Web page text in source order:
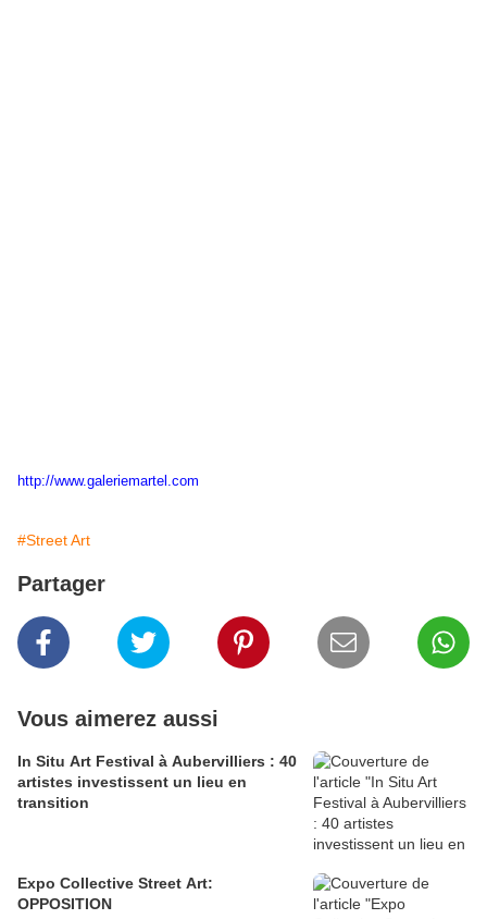
http://www.galeriemartel.com
#Street Art
Partager
Vous aimerez aussi
In Situ Art Festival à Aubervilliers : 40
artistes investissent un lieu en
transition
Expo Collective Street Art:
OPPOSITION